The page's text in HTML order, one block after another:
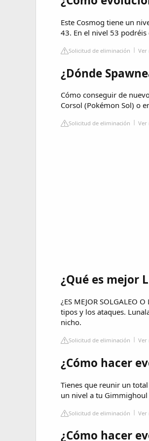
Este Cosmog tiene un
43. En el nivel 53 podréis
Solicitud de eliminación Ver
¿Dónde
Cómo conseguir de
Corsol (Pokémon Sol) o
Solicitud de eliminación Ver
¿Qué es mejor
¿ES MEJOR SOLGALEO
tipos y los ataques.
nicho.
Solicitud de eliminación Ver
¿Cómo hacer
Tienes que reunir un
un nivel a tu
Solicitud de eliminación Ver
¿Cómo hacer